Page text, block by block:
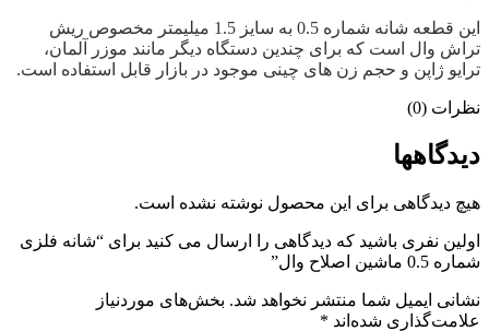
این قطعه شانه شماره 0.5 به سایز 1.5 میلیمتر مخصوص ریش
تراش وال است که برای چندین دستگاه دیگر مانند موزر آلمان،
ترایو ژاپن و حجم زن های چینی موجود در بازار قابل استفاده است.
نظرات (0)
دیدگاهها
هیچ دیدگاهی برای این محصول نوشته نشده است.
اولین نفری باشید که دیدگاهی را ارسال می کنید برای “شانه فلزی
شماره 0.5 ماشین اصلاح وال”
نشانی ایمیل شما منتشر نخواهد شد. بخش‌های موردنیاز
علامت‌گذاری شده‌اند *